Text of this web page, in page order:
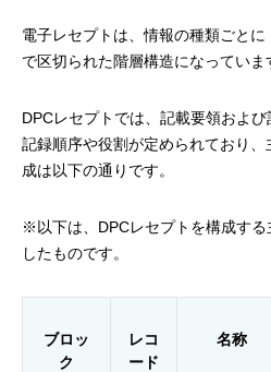
電子レセプトは、情報の種類ごとに
で区切られた階層構造になっていま
DPCレセプトでは、記載要領およ
記録順序や役割が定められており
成は以下の通りです。
※以下は、DPCレセプトを構成す
したものです。
ブロッ
ク
レコ
ード
名称